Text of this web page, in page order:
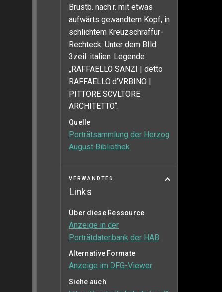
Brustb. nach r. mit etwas
aufwärts gewandtem Kopf, in
schlichtem Kreuzschraffur-
Rechteck. Unter dem BIld
3zeil. italien. Legende
„RAFFAELLO SANZI | detto
RAFFAELLO d’VRBINO |
PITTORE SCVLTORE
ARCHITETTO“.
Quelle
Porträtsammlung der Herzog
August Bibliothek
VERWANDTES
Links
Über diese Ressource
Anzeige in der
Porträtdatenbank der HAB
Alternative Formate
Anzeige im DFG-Viewer
Siehe auch